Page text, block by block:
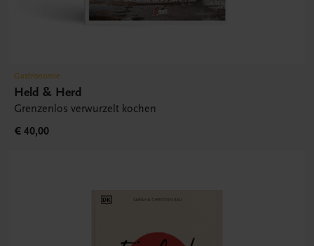
Gastronomie
Held & Herd
Grenzenlos verwurzelt kochen
€ 40,00